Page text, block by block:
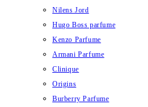
Nilens Jord
Hugo Boss parfume
Kenzo Parfume
Armani Parfume
Clinique
Origins
Burberry Parfume